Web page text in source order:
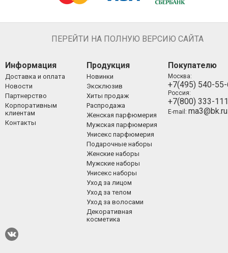
ПЕРЕЙТИ НА ПОЛНУЮ ВЕРСИЮ САЙТА
Информация
Доставка и оплата
Новости
Партнерство
Корпоративным
клиентам
Контакты
Продукция
Новинки
Эксклюзив
Хиты продаж
Распродажа
Женская парфюмерия
Мужская парфюмерия
Унисекс парфюмерия
Подарочные наборы
Женские наборы
Мужские наборы
Унисекс наборы
Уход за лицом
Уход за телом
Уход за волосами
Декоративная
косметика
Покупателю
Москва:
+7(495) 540-
Россия:
+7(800) 333-
E-mail: ma3@bk.ru